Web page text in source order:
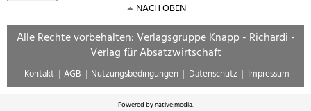
NACH OBEN
Alle Rechte vorbehalten: Verlagsgruppe Knapp - Richardi -
Verlag für Absatzwirtschaft
Kontakt AGB Nutzungsbedingungen Datenschutz Impressum
Powered bynative:media.